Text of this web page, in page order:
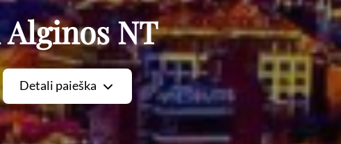
NT
Detali paieška